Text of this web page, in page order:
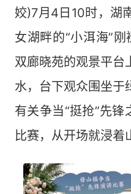
姣)7月4日10时，湖
女湖畔的“小洱海”
双廊晓苑的观景平台
水，台下观众围坐于
有关争当“挺抢”先锋
比赛，从开场就浸着